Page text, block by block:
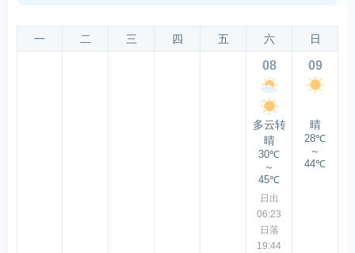
一 二 三 四 五 六 日
08
多云转
晴
30℃
～
45℃
日出
06:23
日落
19:44
09
晴
28℃
～
44℃